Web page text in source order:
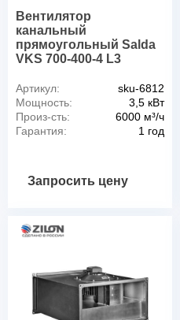
Вентилятор
канальный
прямоугольный Salda
VKS 700-400-4 L3
Артикул:
sku-6812
Мощность:
3,5 кВт
Произ-сть:
6000 м³/ч
Гарантия:
1 год
Запросить цену